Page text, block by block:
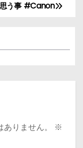
う事 #Canon
りません。
※